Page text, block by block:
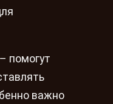
– помогут
важно